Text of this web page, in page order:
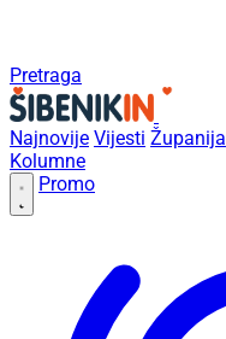
Pretraga
Najnovije Vijesti Županija
Kolumne
Promo